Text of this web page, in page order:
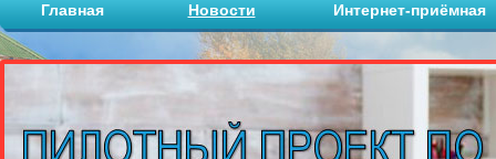
Главная Новости Интернет-приёмная